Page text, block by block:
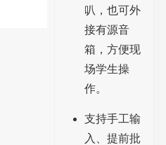
叭，也可外
接有源音
箱，方便现
场学生操
作。
支持手工输
入、提前批